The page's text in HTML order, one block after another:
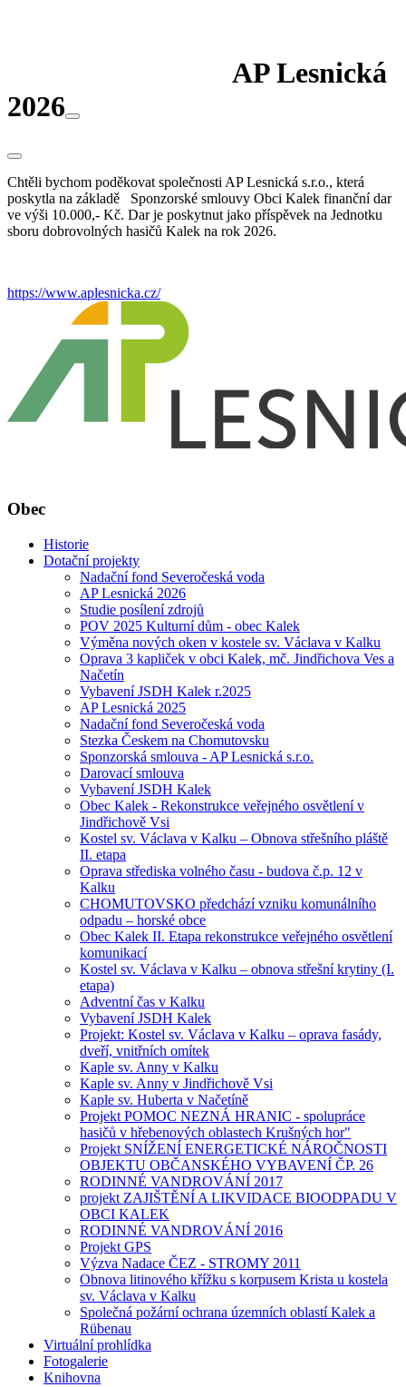
AP Lesnická
2026
Chtěli bychom poděkovat společnosti AP Lesnická s.r.o., která
poskytla na základě Sponzorské smlouvy Obci Kalek finanční dar
ve výši 10.000,- Kč. Dar je poskytnut jako příspěvek na Jednotku
sboru dobrovolných hasičů Kalek na rok 2026.
https://www.aplesnicka.cz/
Obec
Historie
Dotační projekty
Nadační fond Severočeská voda
AP Lesnická 2026
Studie posílení zdrojů
POV 2025 Kulturní dům - obec Kalek
Výměna nových oken v kostele sv. Václava v Kalku
Oprava 3 kapliček v obci Kalek, mč. Jindřichova Ves a
Načetín
Vybavení JSDH Kalek r.2025
AP Lesnická 2025
Nadační fond Severočeská voda
Stezka Českem na Chomutovsku
Sponzorská smlouva - AP Lesnická s.r.o.
Darovací smlouva
Vybavení JSDH Kalek
Obec Kalek - Rekonstrukce veřejného osvětlení v
Jindřichově Vsi
Kostel sv. Václava v Kalku – Obnova střešního pláště
II. etapa
Oprava střediska volného času - budova č.p. 12 v
Kalku
CHOMUTOVSKO předchází vzniku komunálního
odpadu – horské obce
Obec Kalek II. Etapa rekonstrukce veřejného osvětlení
komunikací
Kostel sv. Václava v Kalku – obnova střešní krytiny (I.
etapa)
Adventní čas v Kalku
Vybavení JSDH Kalek
Projekt: Kostel sv. Václava v Kalku – oprava fasády,
dveří, vnitřních omítek
Kaple sv. Anny v Kalku
Kaple sv. Anny v Jindřichově Vsi
Kaple sv. Huberta v Načetíně
Projekt POMOC NEZNÁ HRANIC - spolupráce
hasičů v hřebenových oblastech Krušných hor"
Projekt SNÍŽENÍ ENERGETICKÉ NÁROČNOSTI
OBJEKTU OBČANSKÉHO VYBAVENÍ ČP. 26
RODINNÉ VANDROVÁNÍ 2017
projekt ZAJIŠTĚNÍ A LIKVIDACE BIOODPADU V
OBCI KALEK
RODINNÉ VANDROVÁNÍ 2016
Projekt GPS
Výzva Nadace ČEZ - STROMY 2011
Obnova litinového křížku s korpusem Krista u kostela
sv. Václava v Kalku
Společná požární ochrana územních oblastí Kalek a
Rübenau
Virtuální prohlídka
Fotogalerie
Knihovna